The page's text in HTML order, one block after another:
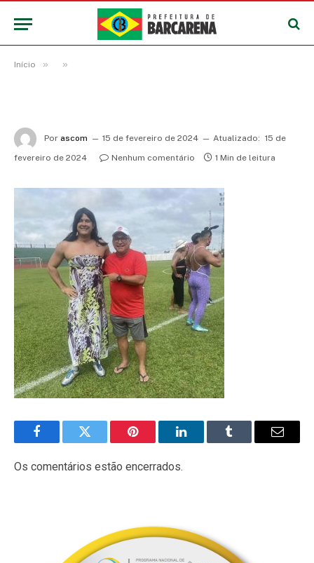
Início » »
Por ascom 15 de fevereiro de 2024 Atualizado: 15 de
fevereiro de 2024
Nenhum comentário 1 Min de leitura
FacebookTwitter Pinterest LinkedInTumblr
E-
Os comentários estão encerrados.